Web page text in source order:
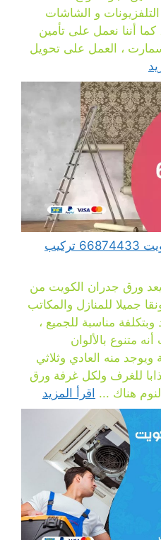
و الشاشات
كما أننا نعمل على تأمين
، العمل على تحويل
فني تركيب ورق جدران الكويت 66874433 تركيب
ورق جدران الكويت من
جميلا للمنازل والمكاتب
مناسبة للجميع ،
متنوع بالألوان
ويوجد منه العادي وثلاثي
للغرف ولكل غرفة ورق
هناك ... اقرأ المزيد